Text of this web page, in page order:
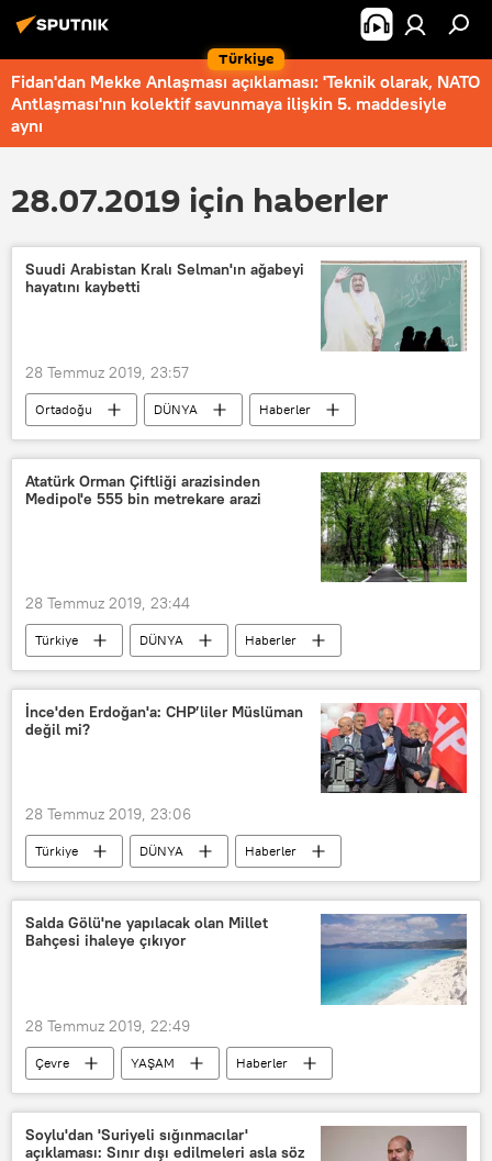
Türkiye
Fidan'dan Mekke Anlaşması açıklaması: 'Teknik olarak, NATO
Antlaşması'nın kolektif savunmaya ilişkin 5. maddesiyle
aynı
28.07.2019 için haberler
Suudi Arabistan Kralı Selman'ın ağabeyi
hayatını kaybetti
28 Temmuz 2019, 23:57
Ortadoğu DÜNYA
Haberler
Suudi Arabistan
Selman bin Abdulaziz
kardeş
Atatürk Orman Çiftliği arazisinden
Medipol'e 555 bin metrekare arazi
28 Temmuz 2019, 23:44
Türkiye DÜNYA
Haberler
Çevre
YAŞAM
TÜRKİYE
Atatürk Orman Çiftliği (AOÇ)
Medipol Üniversitesi
İnce'den Erdoğan'a: CHP’liler Müslüman
değil mi?
28 Temmuz 2019, 23:06
Türkiye DÜNYA
Haberler
TÜRKİYE
Muharrem İnce
Recep Tayyip Erdoğan
CHP
AK Parti
Salda Gölü'ne yapılacak olan Millet
Bahçesi ihaleye çıkıyor
28 Temmuz 2019, 22:49
Çevre YAŞAM
Haberler
Türkiye
DÜNYA
TÜRKİYE
Salda Gölü
Burdur
Soylu'dan 'Suriyeli sığınmacılar'
açıklaması: Sınır dışı edilmeleri asla söz